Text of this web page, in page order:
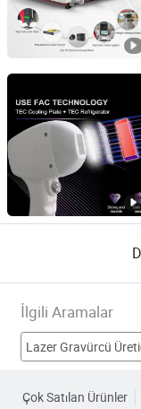
Guangzhou Danye
Guangdong,
İlgili Aramalar
Lazer Gravürcü
Lazer Işığı Üreticiler
Çok Satılan Ürünler